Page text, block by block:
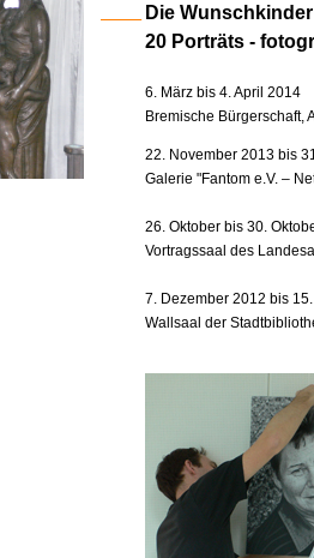
Die
20 Porträts -
6. März bis 4. April 2014
Bremische Bürgerschaft,
22. November 2013 bis
Galerie "Fantom e.V. –
26. Oktober bis 30.
Vortragssaal des
7. Dezember 2012 bis
Wallsaal der